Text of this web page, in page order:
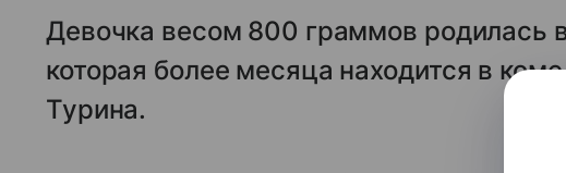
Девочка весом 800 граммов родилась
которая более месяца находится в
Турина.